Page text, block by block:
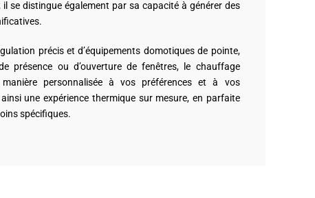
il se distingue également par sa capacité à générer des
précis et d’équipements domotiques de pointe,
présence ou d’ouverture de fenêtres, le chauffage
manière personnalisée à vos préférences et à vos
une expérience thermique sur mesure, en parfaite
spécifiques.